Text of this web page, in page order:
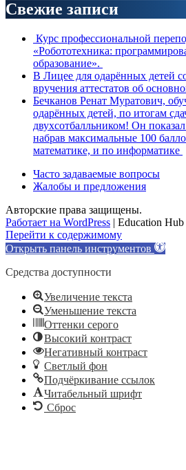
Свежие записи
Курс профессиональной
«Робототехника:
образование».
В Лицее для одарённых детей
вручения аттестатов об
Бечканов Ренат Муратович,
одарённых детей, по итогам
двухсотбалльником! Он
набрав максимальные 100
математике, и по информатике
Часто задаваемые вопросы
Жалобы и предложения
Авторские права защищены.
Работает на WordPress | Education Hub
Перейти к содержимому
Открыть панель инструментов
Средства доступности
Увеличение текста
Уменьшение текста
Оттенки серого
Высокий контраст
Негативный контраст
Светлый фон
Подчёркивание ссылок
Читабельный шрифт
Сброс